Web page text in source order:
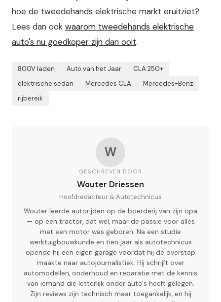
hoe de tweedehands elektrische markt eruitziet?
Lees dan ook waarom tweedehands elektrische
auto's nu goedkoper zijn dan ooit.
800V laden Auto van het Jaar
CLA 250+
elektrische sedan
Mercedes CLA
Mercedes-Benz
rijbereik
W
GESCHREVEN DOOR
Wouter Driessen
Hoofdredacteur & Autotechnicus
Wouter leerde autorijden op de boerderij van zijn opa
— op een tractor, dat wel, maar de passie voor alles
met een motor was geboren. Na een studie
werktuigbouwkunde en tien jaar als autotechnicus
opende hij een eigen garage voordat hij de overstap
maakte naar autojournalistiek. Hij schrijft over
automodellen, onderhoud en reparatie met de kennis
van iemand die letterlijk onder auto's heeft gelegen.
Zijn reviews zijn technisch maar toegankelijk, en hij